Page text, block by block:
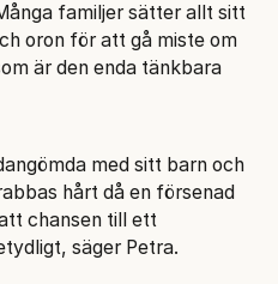
familjer sätter allt sitt
oron för att gå miste om
är den enda tänkbara
med sitt barn och
hårt då en försenad
chansen till ett
säger Petra.